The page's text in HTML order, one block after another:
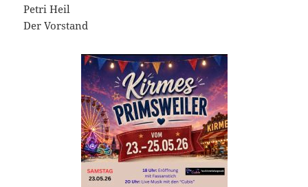
Petri Heil
Der Vorstand